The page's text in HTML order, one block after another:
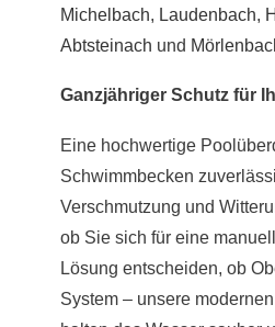
Michelbach, Laudenbach,
Abtsteinach und
Ganzjähriger Schutz für
Eine hochwertige
Schwimmbecken
Verschmutzung und
ob Sie sich für eine
Lösung entscheiden, ob
System – unsere